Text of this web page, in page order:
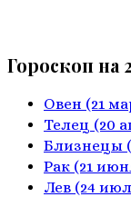
Гороскоп на
Овен (21
Телец (20
Близнецы
Рак (21
Лев (24